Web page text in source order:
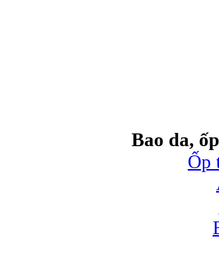
Bao da,
Ốp